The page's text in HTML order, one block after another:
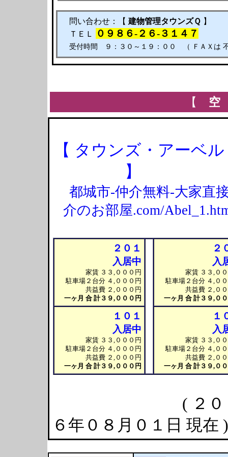
問い合わせ：【 建物管理タウンズＱ 】
ＴＥＬ
０９８６-２６-３１４７
受付時間 ９：３０～１９：００ （ ＦＡＸは
【 空
【 タウンズ・アーベル
】
都城市-仲介無料-大家直
介のお部屋.com/
２０１
入居中
家賃 ３３,０００円
駐車場２台分 ４,０００円
共益費 ２,０００円
一ヶ月 合 計３９,０００円
２
入
家賃 ３３,０
駐車場２台分 ４,０
共益費 ２,０
一ヶ月 合 計３９,０
１０１
入居中
家賃 ３３,０００円
駐車場２台分 ４,０００円
共益費 ２,０００円
一ヶ月 合 計３９,０００円
１
入
家賃 ３３,０
駐車場２台分 ４,０
共益費 ２,０
一ヶ月 合 計３９,０
( ２０
６年０８月０１日 現在 )